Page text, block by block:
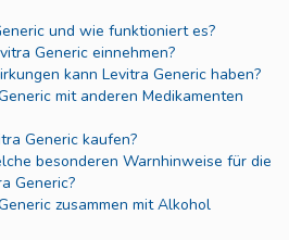
und wie funktioniert es?
Generic einnehmen?
kann Levitra Generic haben?
mit anderen Medikamenten
Generic kaufen?
besonderen Warnhinweise für die
Generic?
zusammen mit Alkohol